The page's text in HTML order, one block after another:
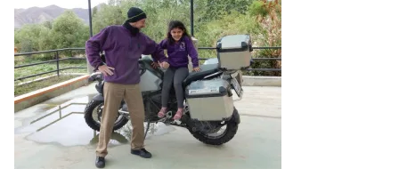
Kontinente
Kontakt